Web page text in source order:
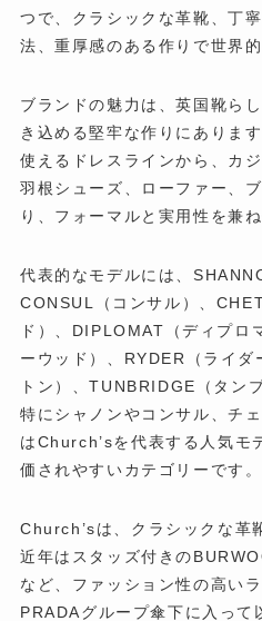
つで、クラシックな革靴、丁
法、重厚感のある作りで世界
ブランドの魅力は、英国靴ら
き込める堅牢な作りにありま
使えるドレスラインから、カ
羽根シューズ、ローファー、
り、フォーマルと実用性を兼
代表的なモデルには、
CONSUL（コンサル）、
ド）、DIPLOMAT（ディプロ
ーウッド）、RYDER（ライ
トン）、TUNBRIDGE（タン
特にシャノンやコンサル、チ
はChurch’sを代表する人気モ
価されやすいカテゴリーです。
Church’sは、クラシックな革
近年はスタッズ付きの
など、ファッション性の高い
PRADAグループ傘下に入って